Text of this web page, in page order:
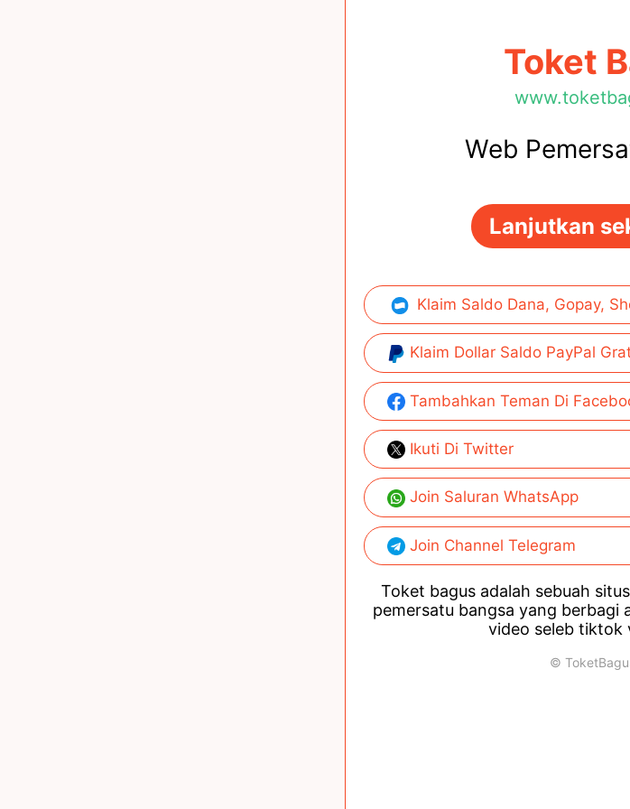
Toket
Web
Lanjutkan
Klaim Saldo Dana, Gopay,
Klaim Dollar Saldo PayPal
Tambahkan Teman Di
Ikuti Di Twitter
Join Saluran WhatsApp
Join Channel Telegram
Toket bagus adalah sebuah
pemersatu bangsa yang berbagi
video seleb tiktok
©